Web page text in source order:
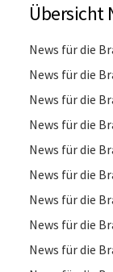
Übersicht
News für die
News für die
News für die
News für die
News für die
News für die
News für die
News für die
News für die